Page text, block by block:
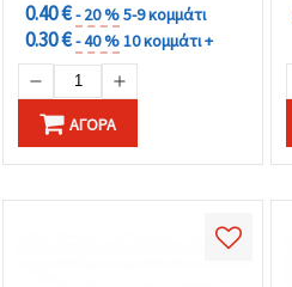
0.40 €- 20 %5-9 κομμάτι
0.30 €- 40 %10 κομμάτι +
ΑΓΟΡΆ